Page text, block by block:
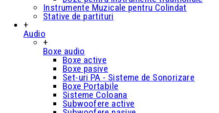
Instrumente Muzicale pentru Colindat
Stative de partituri
+
Audio
+
Boxe audio
Boxe active
Boxe pasive
Set-uri PA - Sisteme de Sonorizare
Boxe Portabile
Sisteme Coloana
Subwoofere active